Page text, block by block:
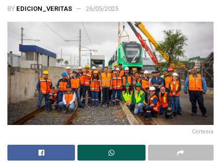
BY EDICION_VERITAS 26/05/2025
Cortesía